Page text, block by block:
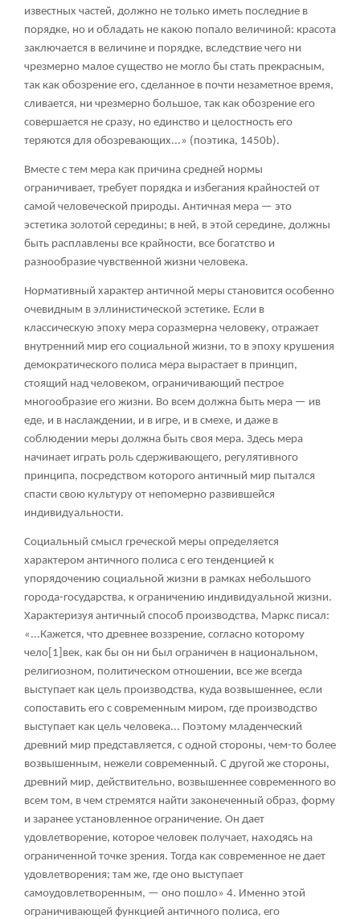
известных частей, должно не только иметь последние в
порядке, но и обладать не какою попало величиной: красота
заключается в величине и порядке, вследствие чего ни
чрезмерно малое существо не могло бы стать прекрасным,
так как обозрение его, сделанное в почти незаметное время,
сливается, ни чрезмерно большое, так как обозрение его
совершается не сразу, но единство и целостность его
теряются для обозревающих...» (поэтика, 1450b).
Вместе с тем мера как причина средней нормы
ограничивает, требует порядка и избегания крайностей от
самой человеческой природы. Античная мера — это
эстетика золотой середины; в ней, в этой середине, должны
быть расплавлены все крайности, все богатство и
разнообразие чувственной жизни человека.
Нормативный характер античной меры становится особенно
очевидным в эллинистической эстетике. Если в
классическую эпоху мера соразмерна человеку, отражает
внутренний мир его социальной жизни, то в эпоху крушения
демократического полиса мера вырастает в принцип,
стоящий над человеком, ограничивающий пестрое
многообразие его жизни. Во всем должна быть мера — ив
еде, и в наслаждении, и в игре, и в смехе, и даже в
соблюдении меры должна быть своя мера. Здесь мера
начинает играть роль сдерживающего, регулятивного
принципа, посредством которого античный мир пытался
спасти свою культуру от непомерно развившейся
индивидуальности.
Социальный смысл греческой меры определяется
характером античного полиса с его тенденцией к
упорядочению социальной жизни в рамках небольшого
города-государства, к ограничению индивидуальной жизни.
Характеризуя античный способ производства, Маркс писал:
«...Кажется, что древнее воззрение, согласно которому
чело [1] век, как бы он ни был ограничен в национальном,
религиозном, политическом отношении, все же всегда
выступает как цель производства, куда возвышеннее, если
сопоставить его с современным миром, где производство
выступает как цель человека... Поэтому младенческий
древний мир представляется, с одной стороны, чем-то более
возвышенным, нежели современный. С другой же стороны,
древний мир, действительно, возвышеннее современного во
всем том, в чем стремятся найти законеченный образ, форму
и заранее установленное ограничение. Он дает
удовлетворение, которое человек получает, находясь на
ограниченной точке зрения. Тогда как современное не дает
удовлетворения; там же, где оно выступает
самоудовлетворенным, — оно пошло» 4. Именно этой
ограничивающей функцией античного полиса, его